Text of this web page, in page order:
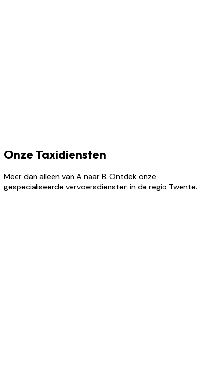
Onze Taxidiensten
Meer dan alleen van A naar B. Ontdek onze
gespecialiseerde vervoersdiensten in de regio Twente.